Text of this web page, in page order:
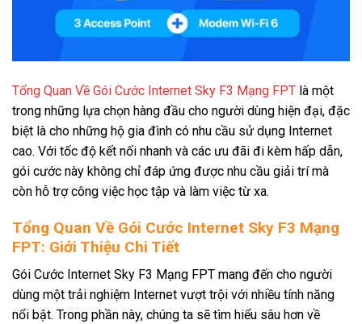
Tổng Quan Về Gói Cước Internet Sky F3 Mạng FPT là một
trong những lựa chọn hàng đầu cho người dùng hiện đại, đặc
biệt là cho những hộ gia đình có nhu cầu sử dụng Internet
cao. Với tốc độ kết nối nhanh và các ưu đãi đi kèm hấp dẫn,
gói cước này không chỉ đáp ứng được nhu cầu giải trí mà
còn hỗ trợ công việc học tập và làm việc từ xa.
Tổng Quan Về Gói Cước Internet Sky F3 Mạng
FPT: Giới Thiệu Chi Tiết
Gói Cước Internet Sky F3 Mạng FPT mang đến cho người
dùng một trải nghiệm Internet vượt trội với nhiều tính năng
nổi bật. Trong phần này, chúng ta sẽ tìm hiểu sâu hơn về